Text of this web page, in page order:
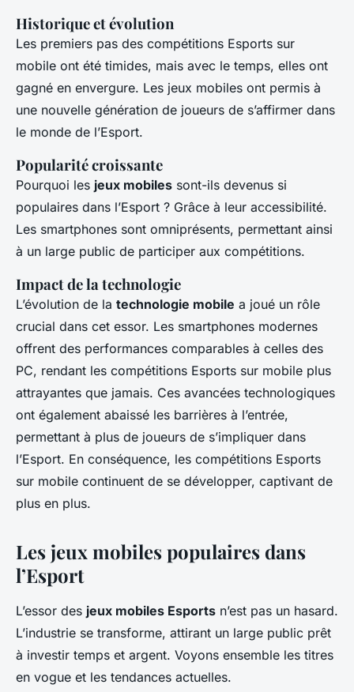
Historique et évolution
Les premiers pas des compétitions Esports sur
mobile ont été timides, mais avec le temps, elles ont
gagné en envergure. Les jeux mobiles ont permis à
une nouvelle génération de joueurs de s’affirmer dans
le monde de l’Esport.
Popularité croissante
Pourquoi les jeux mobiles sont-ils devenus si
populaires dans l’Esport ? Grâce à leur accessibilité.
Les smartphones sont omniprésents, permettant ainsi
à un large public de participer aux compétitions.
Impact de la technologie
L’évolution de la technologie mobile a joué un rôle
crucial dans cet essor. Les smartphones modernes
offrent des performances comparables à celles des
PC, rendant les compétitions Esports sur mobile plus
attrayantes que jamais. Ces avancées technologiques
ont également abaissé les barrières à l’entrée,
permettant à plus de joueurs de s’impliquer dans
l’Esport. En conséquence, les compétitions Esports
sur mobile continuent de se développer, captivant de
plus en plus.
Les jeux mobiles populaires dans
l’Esport
L’essor des jeux mobiles Esports n’est pas un hasard.
L’industrie se transforme, attirant un large public prêt
à investir temps et argent. Voyons ensemble les titres
en vogue et les tendances actuelles.